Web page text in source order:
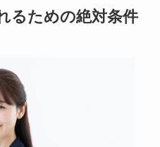
るための絶対条件